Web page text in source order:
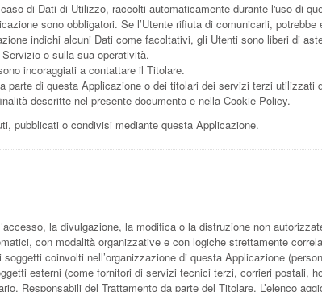
di Dati di Utilizzo, raccolti automaticamente durante l'uso di
sono obbligatori. Se l’Utente rifiuta di comunicarli, potrebbe
indichi alcuni Dati come facoltativi, gli Utenti sono liberi di
o sulla sua operatività.
incoraggiati a contattare il Titolare.
parte di questa Applicazione o dei titolari dei servizi terzi utilizzati
descritte nel presente documento e nella Cookie Policy.
pubblicati o condivisi mediante questa Applicazione.
la divulgazione, la modifica o la distruzione non
con modalità organizzative e con logiche strettamente
coinvolti nell’organizzazione di questa Applicazione
esterni (come fornitori di servizi tecnici terzi, corrieri postali,
Responsabili del Trattamento da parte del Titolare. L’elenco